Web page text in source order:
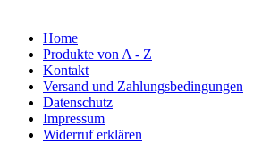
Home
Produkte von A - Z
Kontakt
Versand und Zahlungsbedingungen
Datenschutz
Impressum
Widerruf erklären